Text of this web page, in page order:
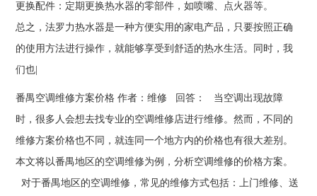
更换配件：定期更换热水器的零部件，如喷嘴、点火器等。
总之，法罗力热水器是一种方便实用的家电产品，只要按照正确
的使用方法进行操作，就能够享受到舒适的热水生活。同时，我
们也|
番禺空调维修方案价格 作者：维修 回答： 当空调出现故障
时，很多人会想去找专业的空调维修店进行维修。然而，不同的
维修方案价格也不同，就连同一个地方内的价格也有很大差别。
本文将以番禺地区的空调维修为例，分析空调维修的价格方案。
对于番禺地区的空调维修，常见的维修方式包括：上门维修、送